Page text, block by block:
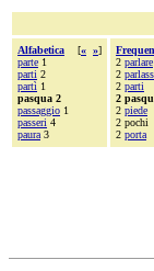
Alfabetica [« »]
parte 1
parti 2
partì 1
pasqua 2
passaggio 1
passeri 4
paura 3
2 parlare
2
2 parti
2
2 piede
2 pochi
2 porta